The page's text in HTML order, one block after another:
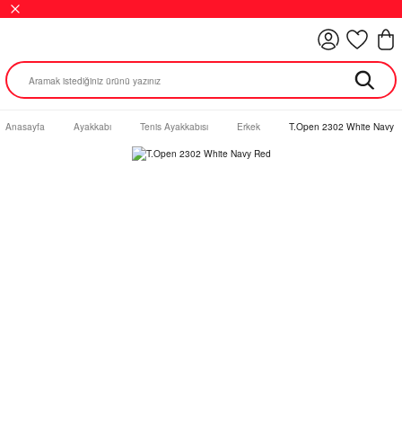
Anasayfa Ayakkabı Tenis Ayakkabısı Erkek T.Open 2302 White Navy